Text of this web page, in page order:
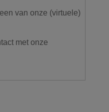
van onze (virtuele)
met onze